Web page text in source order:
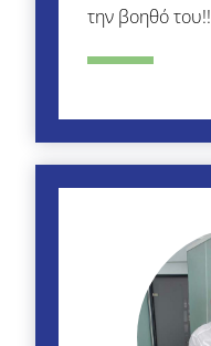
την βοηθό του!!